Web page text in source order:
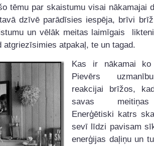
tēmu par skaistumu visai nākamajai
dzīvē parādīsies iespēja, brīvi
un vēlāk meitas laimīgais
atgriezīsimies atpakaļ, te un tagad.
Kas ir nākamai ko
Pievērs
reakcijai brīžos,
savas
Enerģētiski katrs
sevī līdzi pavisam
enerģijas daļiņu un